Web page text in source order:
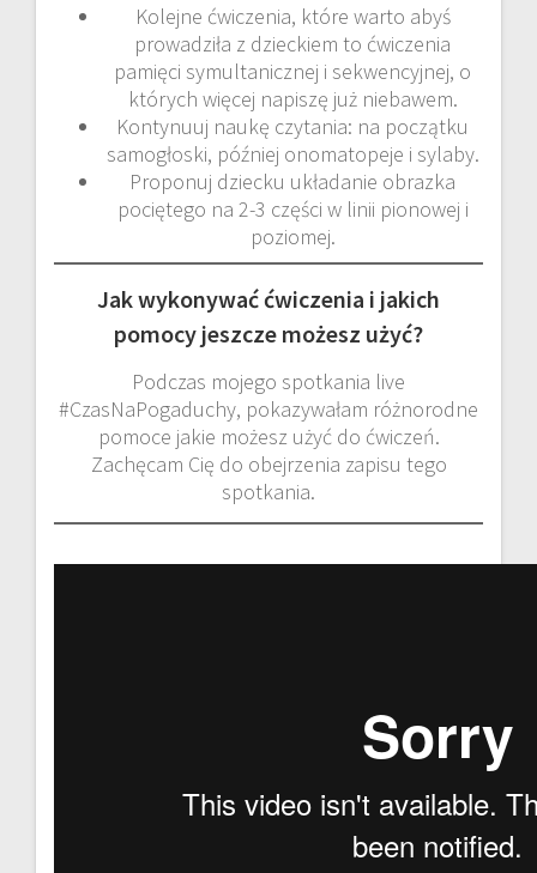
Kolejne ćwiczenia, które warto abyś
prowadziła z dzieckiem to ćwiczenia
pamięci symultanicznej i sekwencyjnej, o
których więcej napiszę już niebawem.
Kontynuuj naukę czytania: na początku
samogłoski, później onomatopeje i sylaby.
Proponuj dziecku układanie obrazka
pociętego na 2-3 części w linii pionowej i
poziomej.
Jak wykonywać ćwiczenia i jakich
pomocy jeszcze możesz użyć?
Podczas mojego spotkania live
#CzasNaPogaduchy, pokazywałam różnorodne
pomoce jakie możesz użyć do ćwiczeń.
Zachęcam Cię do obejrzenia zapisu tego
spotkania.